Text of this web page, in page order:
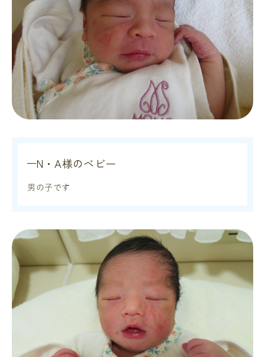
N・A様のベビー
男の子です